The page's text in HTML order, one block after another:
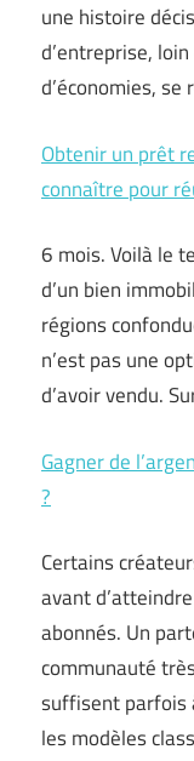
une histoire
d’entreprise,
d’économies, se
Obtenir un prêt
connaître pour
6 mois. Voilà le
d’un bien
régions
n’est pas une
d’avoir vendu.
Gagner de
?
Certains
avant
abonnés. Un
communauté
suffisent parfois
les modèles